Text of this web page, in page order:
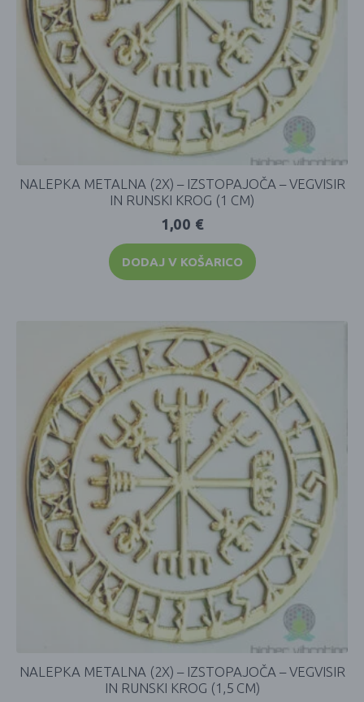
NALEPKA METALNA (2X) – IZSTOPAJOČA – VEGVISIR
IN RUNSKI KROG (1 CM)
1,00 €
DODAJ V KOŠARICO
NALEPKA METALNA (2X) – IZSTOPAJOČA – VEGVISIR
IN RUNSKI KROG (1,5 CM)